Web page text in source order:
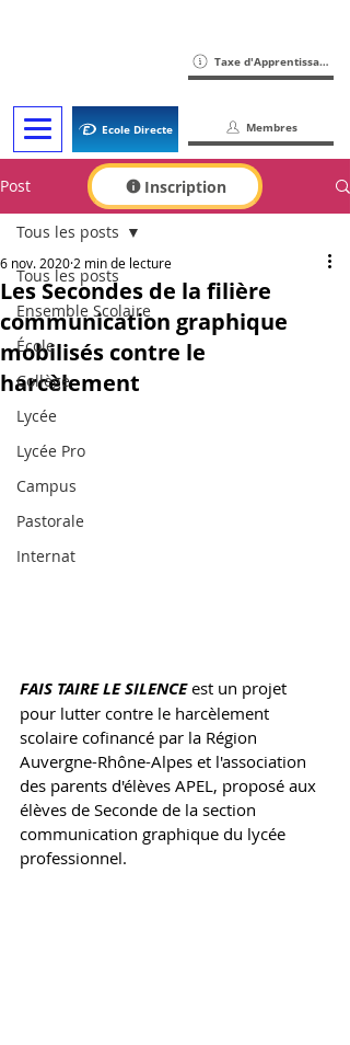
Ecole Directe
Taxe d'Apprentissage
Membres
Inscription
Post
Tous les posts
Ensemble Scolaire
École
Collège
Lycée
Lycée Pro
Campus
Pastorale
Internat
Tous les posts
Les Secondes de la filière
communication graphique
mobilisés contre le
harcèlement
6 nov. 2020 2 min de lecture
FAIS TAIRE LE SILENCE est un projet
pour lutter contre le harcèlement
scolaire cofinancé par la Région
Auvergne-Rhône-Alpes et l'association
des parents d'élèves APEL, proposé aux
élèves de Seconde de la section
communication graphique du lycée
professionnel.